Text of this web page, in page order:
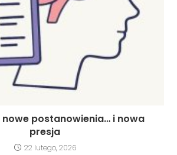
nowe postanowienia… i nowa
presja
22 lutego, 2026